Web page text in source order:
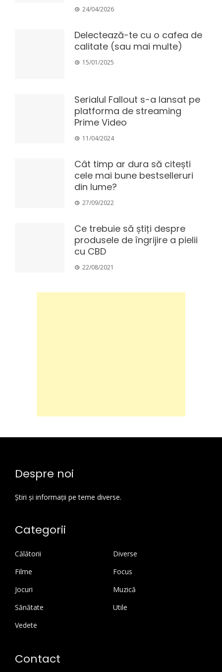
24/04/2026
Delectează-te cu o cafea de
calitate (sau mai multe)
15/01/2025
Serialul Fallout s-a lansat pe
platforma de streaming
Prime Video
11/04/2024
Cât timp ar dura să citești
cele mai bune bestselleruri
din lume?
27/09/2022
Ce trebuie să știți despre
produsele de îngrijire a pielii
cu CBD
22/08/2021
Despre noi
Știri și informații pe teme diverse.
Categorii
Călătorii
Diverse
Filme
Focus
Jocuri
Muzică
Sănătate
Utile
Vedete
Contact